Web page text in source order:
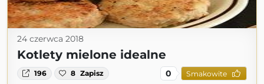
24 czerwca 2018
Kotlety mielone idealne
196 8 Zapisz 0 Smakowite